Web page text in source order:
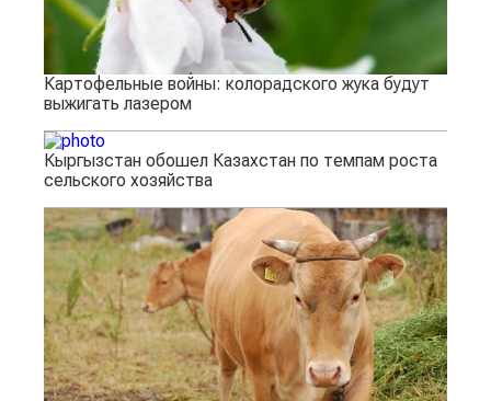
Картофельные войны: колорадского жука будут
выжигать лазером
Кыргызстан обошел Казахстан по темпам роста
сельского хозяйства